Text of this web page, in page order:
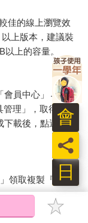
佳的線上瀏覽效
上版本，建議裝
上的容量。
會員中心」→「我
理」，取得通行
載後，點選任一
領取複製『兌換
日
員
會